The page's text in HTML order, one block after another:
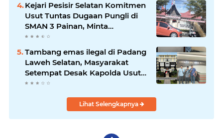
Kejari Pesisir Selatan Komitmen
Usut Tuntas Dugaan Pungli di
SMAN 3 Painan, Minta
Inspektorat Sumbar Lakukan
Pemeriksaan
Tambang emas ilegal di Padang
Laweh Selatan, Masyarakat
Setempat Desak Kapolda Usut
Tuntas
Lihat Selengkapnya